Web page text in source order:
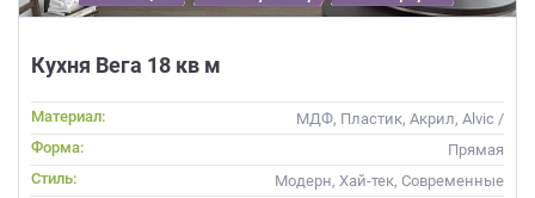
Кухня Вега 18 кв м
Материал:
МДФ, Пластик, Акрил, Alvic /
УФ лак, Эмаль, Глянцевые
Форма:
Прямая
Стиль:
Модерн, Хай-тек, Современные